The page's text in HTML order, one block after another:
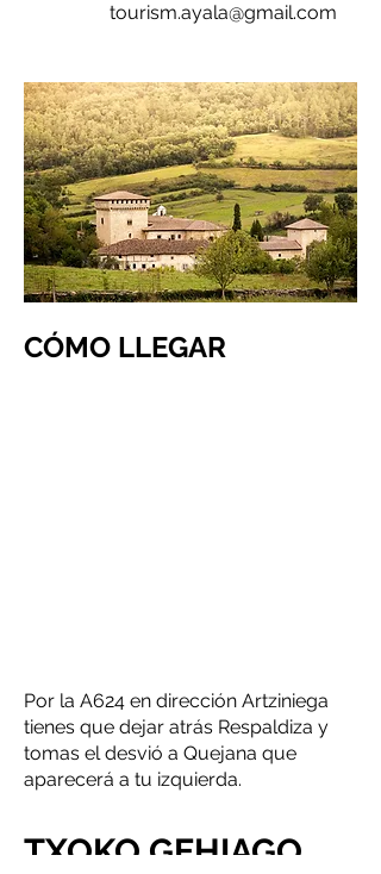
tourism.ayala@gmail.com
CÓMO LLEGAR
Por la A624 en dirección Artziniega
tienes que dejar atrás Respaldiza y
tomas el desvió a Quejana que
aparecerá a tu izquierda.
TXOKO GEHIAGO